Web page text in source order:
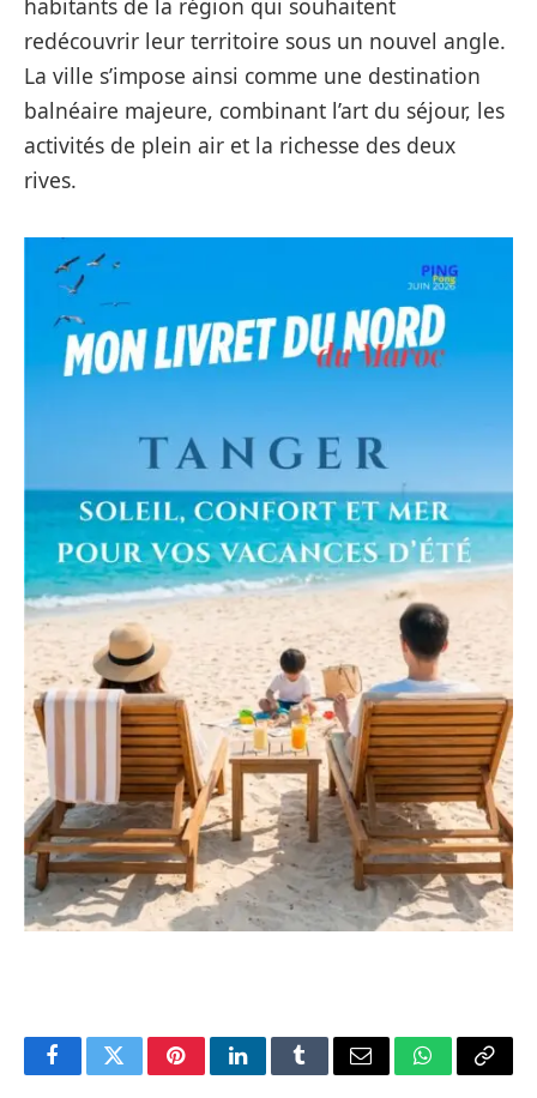
habitants de la région qui souhaitent
redécouvrir leur territoire sous un nouvel angle.
La ville s’impose ainsi comme une destination
balnéaire majeure, combinant l’art du séjour, les
activités de plein air et la richesse des deux
rives.
FacebookTwitterPinterestLinkedInTumblrEmail WhatsApp
Copy